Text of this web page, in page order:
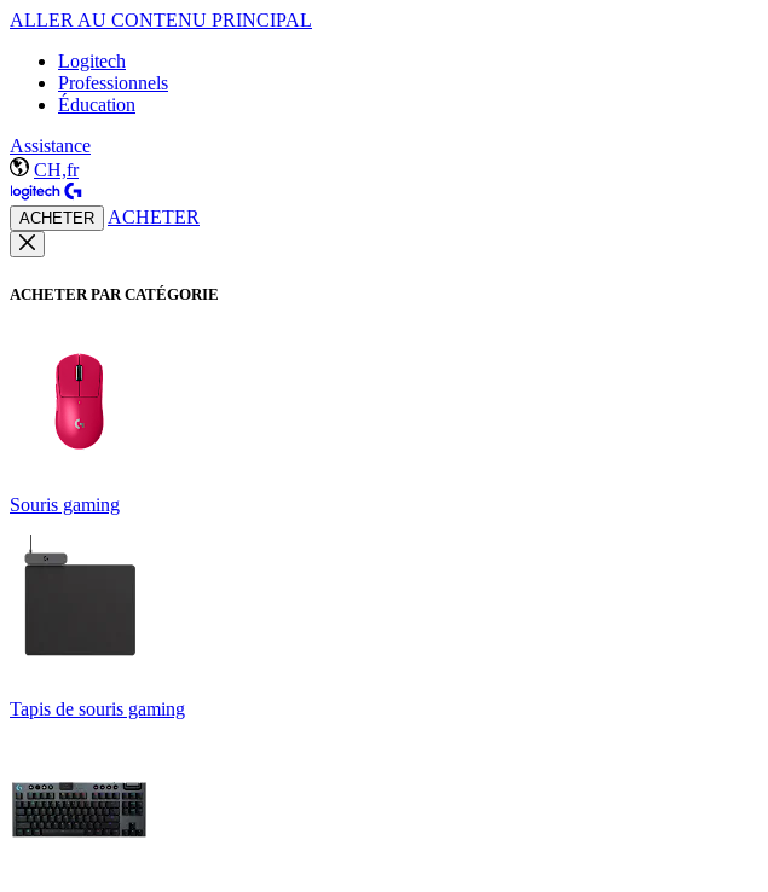
ALLER AU CONTENU PRINCIPAL
Logitech
Professionnels
Éducation
Assistance
CH,fr
ACHETER ACHETER
ACHETER PAR CATÉGORIE
Souris gaming
Tapis de souris gaming